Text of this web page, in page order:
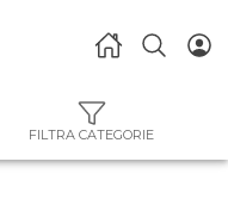
FILTRA CATEGORIE